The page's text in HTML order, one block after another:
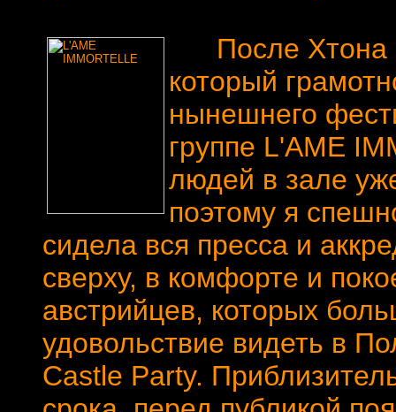
После Хтона
который
нынешнего
группе L'AME
людей в зале
поэтому я
сидела вся пресса и
сверху, в комфорте и
австрийцев, которых
удовольствие видеть в
Castle Party.